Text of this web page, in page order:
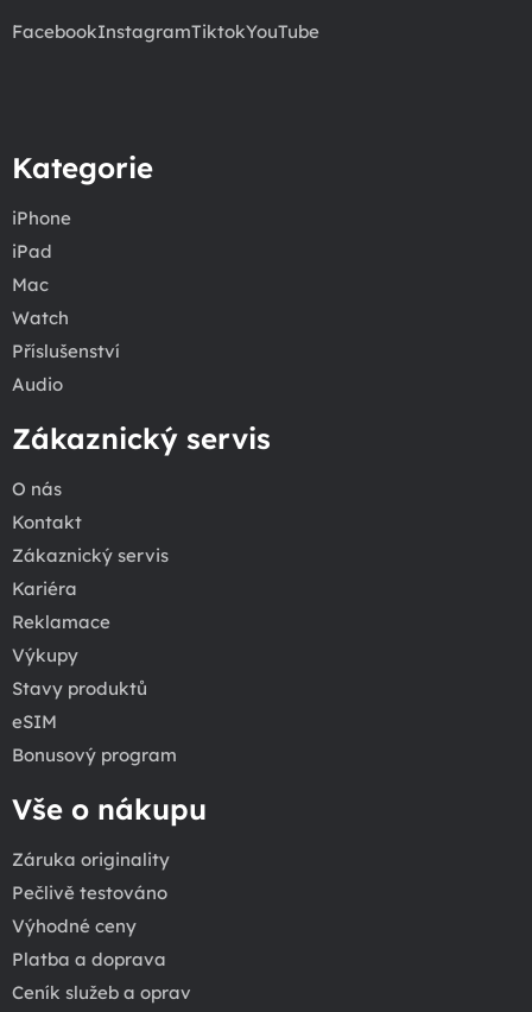
FacebookInstagramTiktokYouTube
Kategorie
iPhone
iPad
Mac
Watch
Příslušenství
Audio
Zákaznický servis
O nás
Kontakt
Zákaznický servis
Kariéra
Reklamace
Výkupy
Stavy produktů
eSIM
Bonusový program
Vše o nákupu
Záruka originality
Pečlivě testováno
Výhodné ceny
Platba a doprava
Ceník služeb a oprav